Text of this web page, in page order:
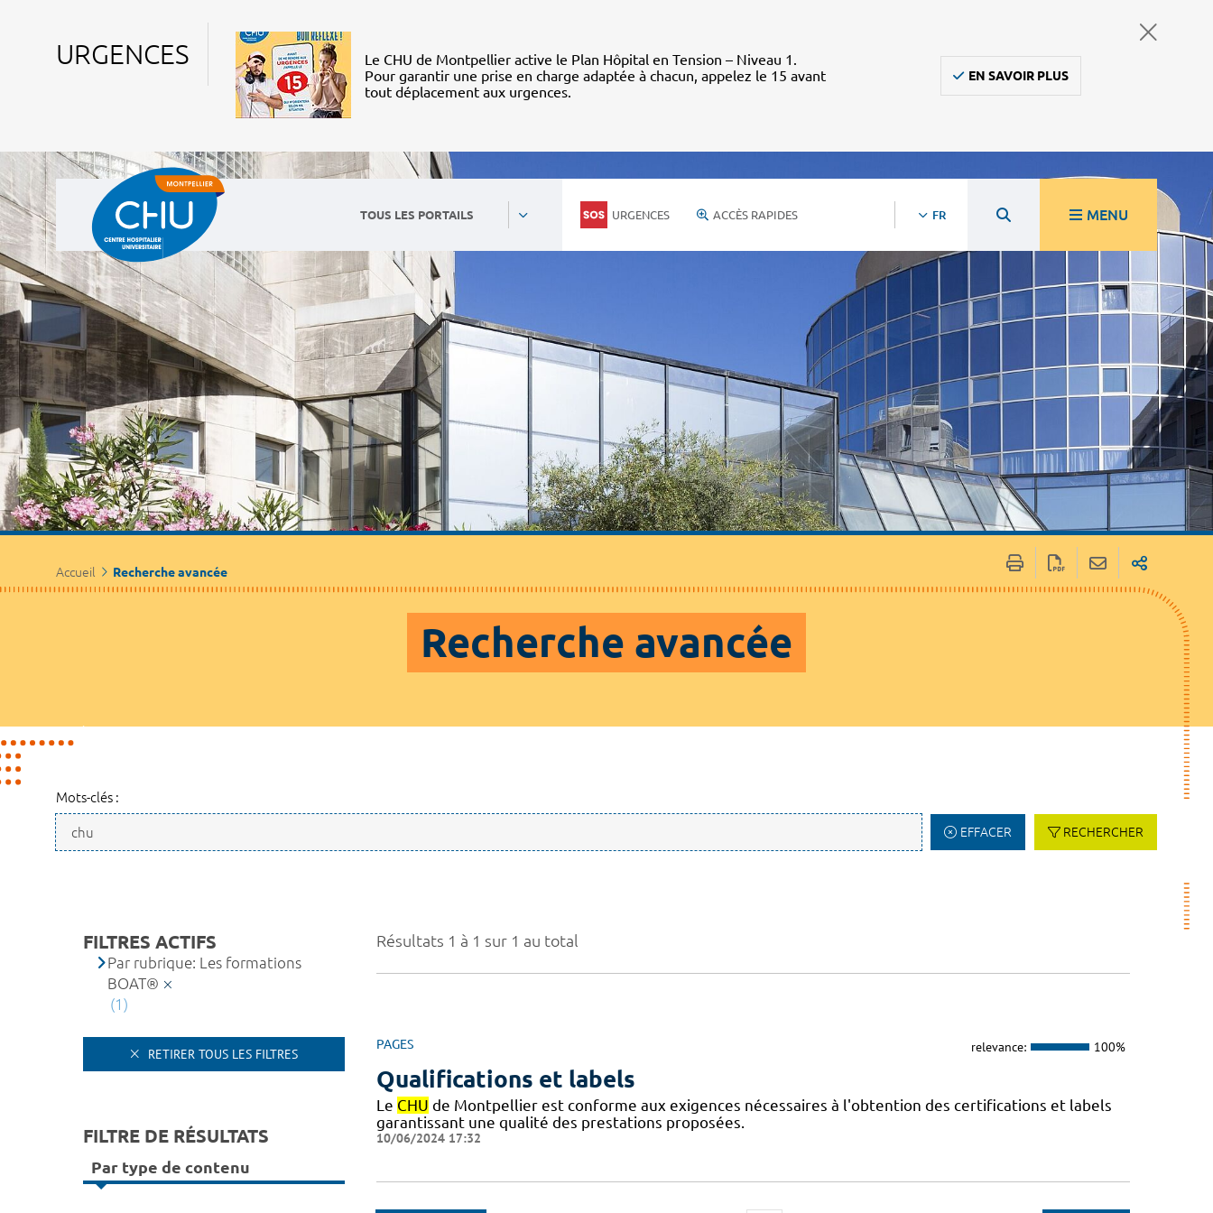
URGENCES
Le CHU de Montpellier active le Plan Hôpital en Tension – Niveau 1.
Pour garantir une prise en charge adaptée à chacun, appelez le 15 avant
tout déplacement aux urgences.
EN SAVOIR PLUS
TOUS LES PORTAILS URGENCES ACCÈS RAPIDES FR MENU
Accueil Recherche avancée
Recherche avancée
Mots-clés :
EFFACER RECHERCHER
Résultats 1 à 1 sur 1 au total
PAGES relevance: 100%
Qualifications et labels
Le CHU de Montpellier est conforme aux exigences nécessaires à l'obtention des certifications et labels
garantissant une qualité des prestations proposées.
10/06/2024 17:32
FILTRES ACTIFS
Par rubrique: Les formations
BOAT®
(1)
RETIRER TOUS LES FILTRES
FILTRE DE RÉSULTATS
Par type de contenu